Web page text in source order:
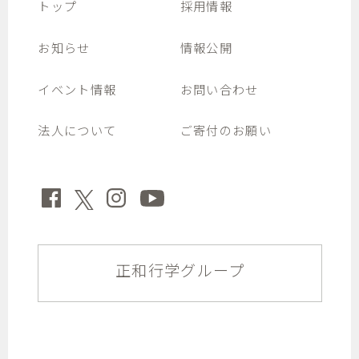
トップ
お知らせ
イベント情報
法人について
採用情報
情報公開
お問い合わせ
ご寄付のお願い
正和行学グループ